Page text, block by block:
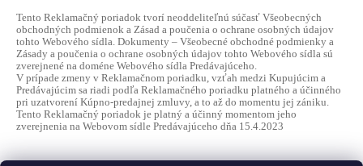
Tento Reklamačný poriadok tvorí neoddeliteľnú súčasť Všeobecných
obchodných podmienok a Zásad a poučenia o ochrane osobných údajov
tohto Webového sídla. Dokumenty – Všeobecné obchodné podmienky a
Zásady a poučenia o ochrane osobných údajov tohto Webového sídla sú
zverejnené na doméne Webového sídla Predávajúceho.
V prípade zmeny v Reklamačnom poriadku, vzťah medzi Kupujúcim a
Predávajúcim sa riadi podľa Reklamačného poriadku platného a účinného
pri uzatvorení Kúpno-predajnej zmluvy, a to až do momentu jej zániku.
Tento Reklamačný poriadok je platný a účinný momentom jeho
zverejnenia na Webovom sídle Predávajúceho dňa 15.4.2023